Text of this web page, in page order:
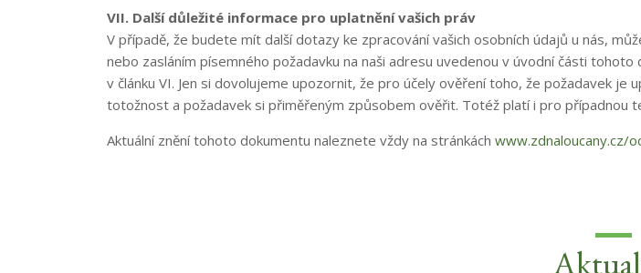
VII. Další důležité informace pro uplatnění vašich práv
V případě, že budete mít další dotazy ke zpracování vašich osobních údajů u nás,
nebo zasláním písemného požadavku na naši adresu uvedenou v úvodní části
v článku VI. Jen si dovolujeme upozornit, že pro účely ověření toho, že požadavek
totožnost a požadavek si přiměřeným způsobem ověřit. Totéž platí i pro případnou
Aktuální znění tohoto dokumentu naleznete vždy na stránkách www.zdnaloucany.cz/